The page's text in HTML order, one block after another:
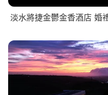
淡水將捷金鬱金香酒店 婚